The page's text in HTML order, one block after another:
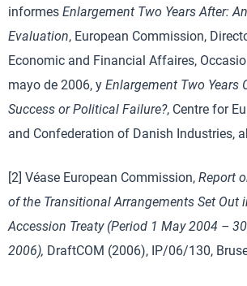
informes Enlargement Two Years After:
Evaluation, European Commission,
Economic and Financial Affaires,
mayo de 2006, y Enlargement Two Years
Success or Political Failure?, Centre for
and Confederation of Danish Industries,
[2] Véase European Commission, Report
of the Transitional Arrangements Set Out
Accession Treaty (Period 1 May 2004 –
2006), DraftCOM (2006), IP/06/130,